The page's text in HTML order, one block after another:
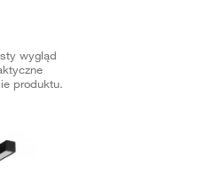
wygląd
produktu.